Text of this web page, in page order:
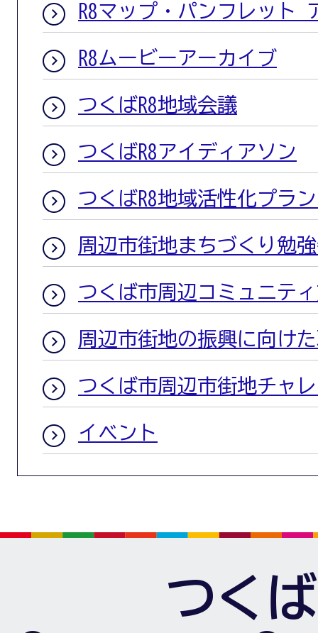
R8マップ・パンフレット
R8ムービーアーカイブ
つくばR8地域会議
つくばR8アイディアソン
つくばR8地域活性化プラ
周辺市街地まちづくり勉
つくば市周辺コミュニテ
周辺市街地の振興に向け
つくば市周辺市街地チャ
イベント
つく